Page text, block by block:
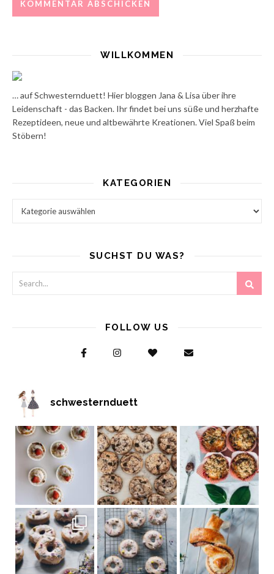
WILLKOMMEN
… auf Schwesternduett! Hier bloggen Jana & Lisa über ihre
Leidenschaft - das Backen. Ihr findet bei uns süße und herzhafte
Rezeptideen, neue und altbewährte Kreationen. Viel Spaß beim
Stöbern!
KATEGORIEN
SUCHST DU WAS?
FOLLOW US
schwesternduett